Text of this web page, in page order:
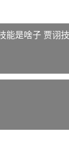
能是啥子 贾诩